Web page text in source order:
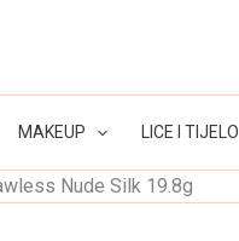
MAKEUP LICE I TIJELO
Nude Silk 19.8g